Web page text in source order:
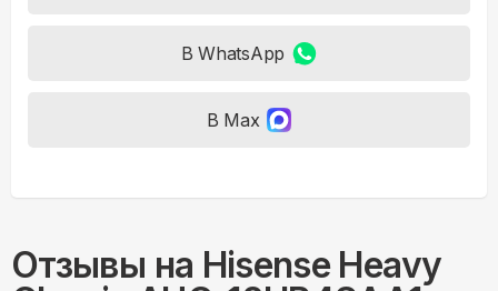
В WhatsApp
В Max
Отзывы на Hisense Heavy